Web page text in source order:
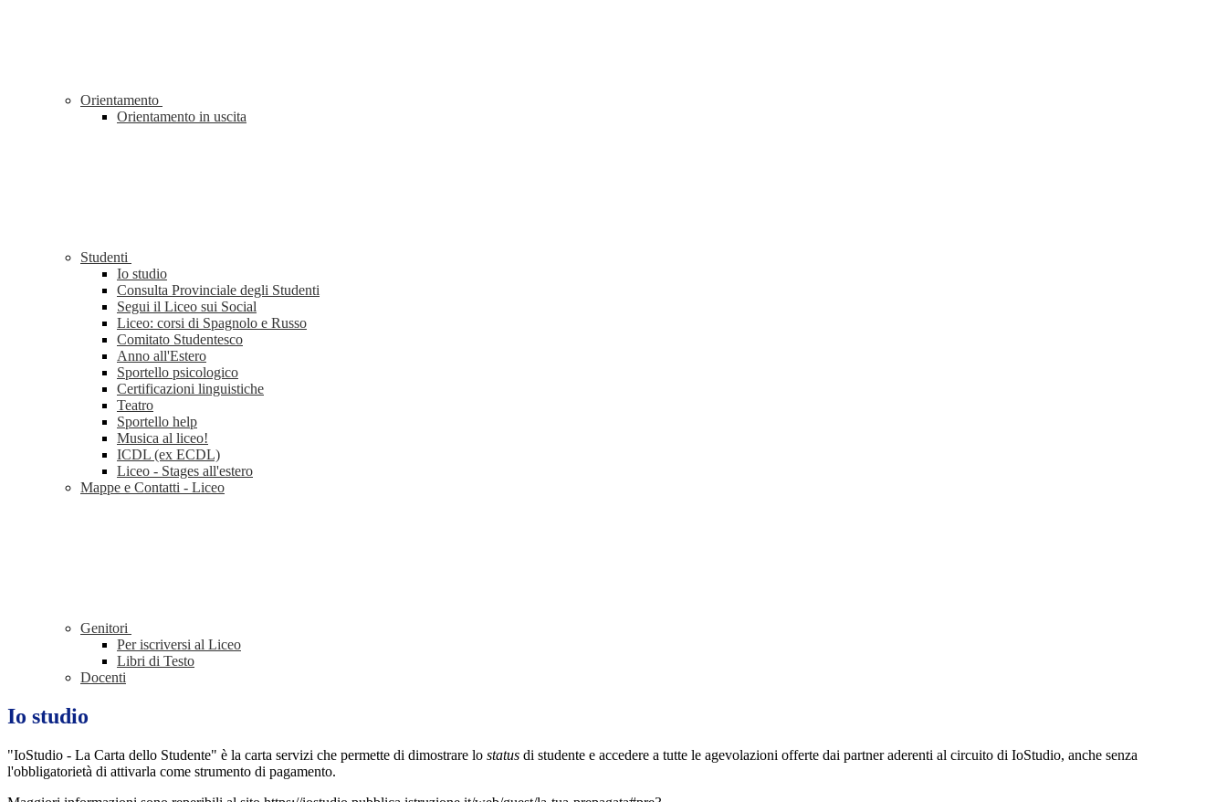
Orientamento
Orientamento in uscita
Studenti
Io studio
Consulta Provinciale degli Studenti
Segui il Liceo sui Social
Liceo: corsi di Spagnolo e Russo
Comitato Studentesco
Anno all'Estero
Sportello psicologico
Certificazioni linguistiche
Teatro
Sportello help
Musica al liceo!
ICDL (ex ECDL)
Liceo - Stages all'estero
Mappe e Contatti - Liceo
Genitori
Per iscriversi al Liceo
Libri di Testo
Docenti
Io studio
"IoStudio - La Carta dello Studente" è la carta servizi che permette di dimostrare lo status di studente e accedere a tutte le agevolazioni offerte dai partner aderenti al circuito di IoStudio, anche senza
l'obbligatorietà di attivarla come strumento di pagamento.